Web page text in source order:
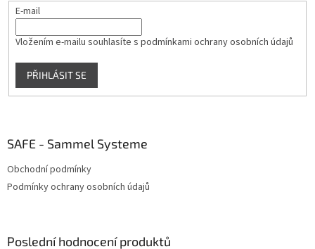
E-mail
Vložením e-mailu souhlasíte s podmínkami ochrany osobních údajů
PŘIHLÁSIT SE
SAFE - Sammel Systeme
Obchodní podmínky
Podmínky ochrany osobních údajů
Poslední hodnocení produktů